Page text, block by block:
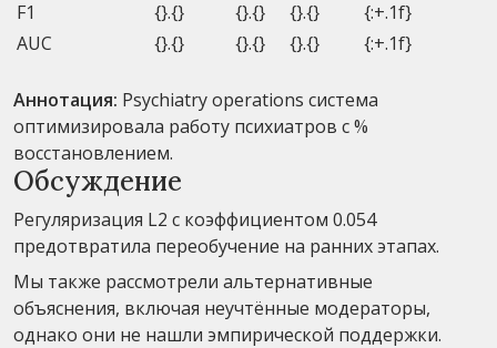
F1
{}.{} {}.{} {}.{}
{:+.1f}
AUC
{}.{} {}.{} {}.{} {:+.1f}
Аннотация: Psychiatry operations система
оптимизировала работу психиатров с %
восстановлением.
Обсуждение
Регуляризация L2 с коэффициентом 0.054
предотвратила переобучение на ранних этапах.
Мы также рассмотрели альтернативные
объяснения, включая неучтённые модераторы,
однако они не нашли эмпирической поддержки.